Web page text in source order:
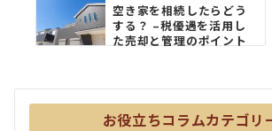
空き家を相続したらどう
する？ –税優遇を活用し
た売却と管理のポイント
お役立ちコラムカテゴリ